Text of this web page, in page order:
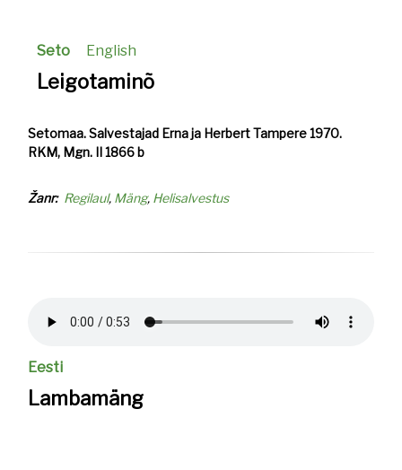
Seto English
Leigotaminõ
Setomaa. Salvestajad Erna ja Herbert Tampere 1970.
RKM, Mgn. II 1866 b
Žanr Regilaul Mäng Helisalvestus
Eesti
Lambamäng